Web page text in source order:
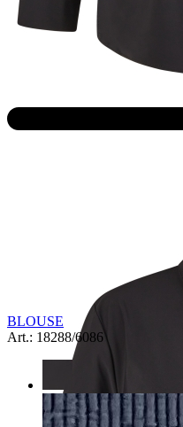
BLOUSE
Art.: 18288/6086